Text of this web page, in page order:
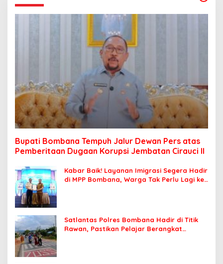
Bupati Bombana Tempuh Jalur Dewan Pers atas
Pemberitaan Dugaan Korupsi Jembatan Cirauci II
Kabar Baik! Layanan Imigrasi Segera Hadir
di MPP Bombana, Warga Tak Perlu Lagi ke
Satlantas Polres Bombana Hadir di Titik
Rawan, Pastikan Pelajar Berangkat